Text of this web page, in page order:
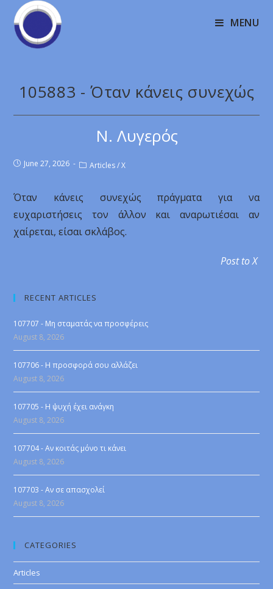
MENU
105883 - Όταν κάνεις συνεχώς
Ν. Λυγερός
June 27, 2026 Articles / X
Όταν κάνεις συνεχώς πράγματα για να
ευχαριστήσεις τον άλλον και αναρωτιέσαι αν
χαίρεται, είσαι σκλάβος.
Post to X
RECENT ARTICLES
107707 - Μη σταματάς να προσφέρεις
August 8, 2026
107706 - Η προσφορά σου αλλάζει
August 8, 2026
107705 - Η ψυχή έχει ανάγκη
August 8, 2026
107704 - Αν κοιτάς μόνο τι κάνει
August 8, 2026
107703 - Αν σε απασχολεί
August 8, 2026
CATEGORIES
Articles